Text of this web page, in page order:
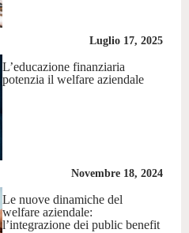
Luglio 17, 2025
L’educazione finanziaria
potenzia il welfare aziendale
Novembre 18, 2024
Le nuove dinamiche del
welfare aziendale:
l’integrazione dei public benefit